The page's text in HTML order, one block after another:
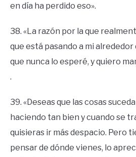
en día ha perdido eso».
38. «La razón por la que
que está pasando a mi
que nunca lo esperé, y quiero
.
39. «Deseas que las cosas
haciendo tan bien y cuando se
quisieras ir más despacio. Pero
pensar de dónde vienes, lo